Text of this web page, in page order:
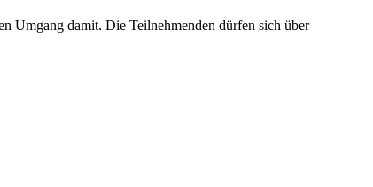
Umgang damit. Die Teilnehmenden dürfen sich über